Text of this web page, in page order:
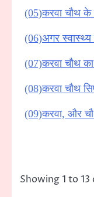
(05)करवा चौथ के
(06)अगर स्वास्थ्य
(07)करवा चौथ
(08)करवा चौथ
(09)करवा, और
Showing 1 to 13